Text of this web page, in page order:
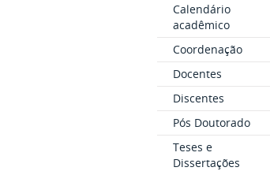
Calendário
acadêmico
Coordenação
Docentes
Discentes
Pós Doutorado
Teses e
Dissertações